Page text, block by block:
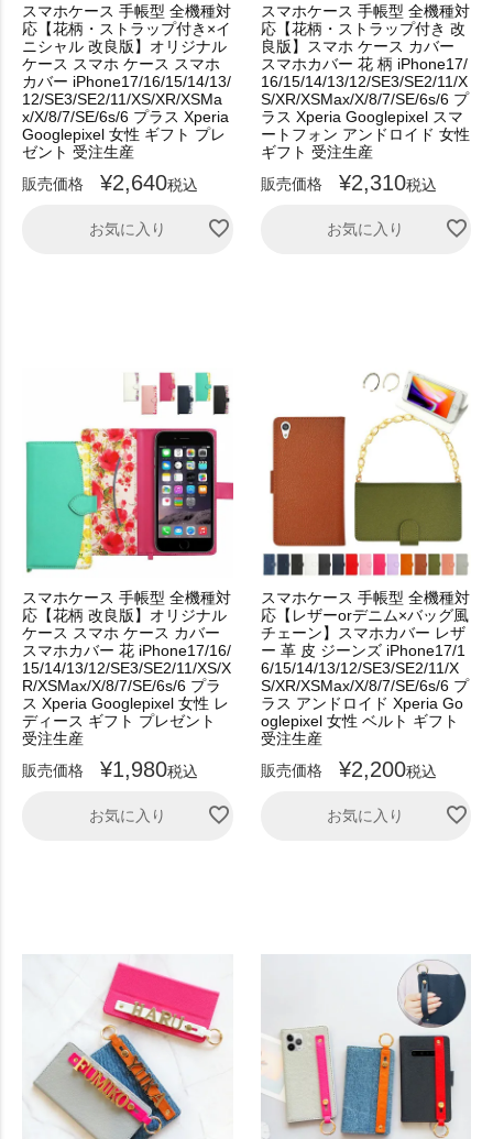
スマホケース 手帳型 全機種対
応【花柄・ストラップ付き×イ
ニシャル 改良版】オリジナル
ケース スマホ ケース スマホ
カバー iPhone17/16/15/14/13/
12/SE3/SE2/11/XS/XR/XSMa
x/X/8/7/SE/6s/6 プラス Xperia
Googlepixel 女性 ギフト プレ
ゼント 受注生産
販売価格
¥2,640税込
お気に入り
スマホケース 手帳型 全機種対
応【花柄・ストラップ付き 改
良版】スマホ ケース カバー
スマホカバー 花 柄 iPhone17/
16/15/14/13/12/SE3/SE2/11/X
S/XR/XSMax/X/8/7/SE/6s/6 プ
ラス Xperia Googlepixel スマ
ートフォン アンドロイド 女性
ギフト 受注生産
販売価格
¥2,310税込
お気に入り
スマホケース 手帳型 全機種対
応【花柄 改良版】オリジナル
ケース スマホ ケース カバー
スマホカバー 花 iPhone17/16/
15/14/13/12/SE3/SE2/11/XS/X
R/XSMax/X/8/7/SE/6s/6 プラ
ス Xperia Googlepixel 女性 レ
ディース ギフト プレゼント
受注生産
販売価格
¥1,980税込
お気に入り
スマホケース 手帳型 全機種対
応【レザーorデニム×バッグ風
チェーン】スマホカバー レザ
ー 革 皮 ジーンズ iPhone17/1
6/15/14/13/12/SE3/SE2/11/X
S/XR/XSMax/X/8/7/SE/6s/6 プ
ラス アンドロイド Xperia Go
oglepixel 女性 ベルト ギフト
受注生産
販売価格
¥2,200税込
お気に入り